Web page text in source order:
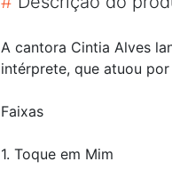
A cantora Cintia Alves
intérprete, que atuou
Faixas
1. Toque em Mim